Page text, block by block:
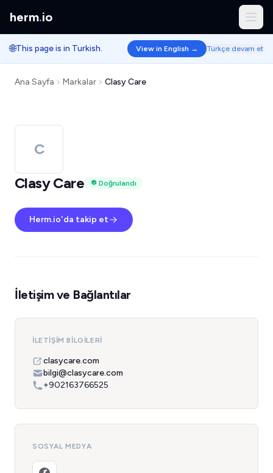
herm.io
🌐This page is in Turkish. View in English → Türkçe devam et
Ana Sayfa Markalar Clasy Care
C
Clasy Care
Doğrulandı
Herm.io'da takip et
İletişim ve Bağlantılar
İLETIŞIM BILGILERI
clasycare.com
bilgi@clasycare.com
+902163766525
SOSYAL MEDYA